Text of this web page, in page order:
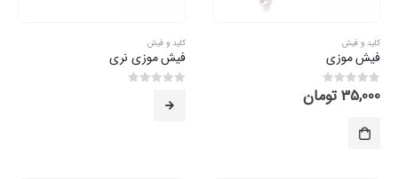
کلید و فیش
فیش موزی
از 5
35,000تومان
کلید و فیش
فیش موزی نری